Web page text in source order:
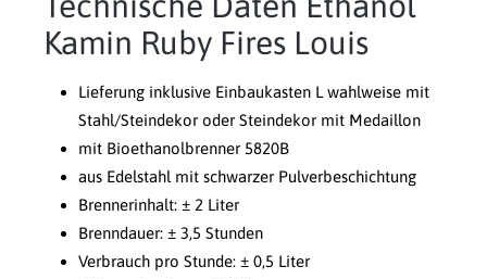
Kamin Ruby Fires Louis
Lieferung inklusive Einbaukasten L wahlweise mit
Stahl/Steindekor oder Steindekor mit Medaillon
mit Bioethanolbrenner 5820B
aus Edelstahl mit schwarzer Pulverbeschichtung
Brennerinhalt: ± 2 Liter
Brenndauer: ± 3,5 Stunden
Verbrauch pro Stunde: ± 0,5 Liter